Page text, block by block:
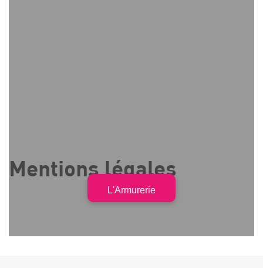
L'Armurerie
Mentions légales